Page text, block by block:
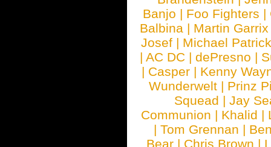
Banjo | Foo Fighters |
Balbina | Martin
Josef | Michael
|AC DC |dePresno |
| Casper | Kenny
Wunderwelt | Prinz
Squead |Jay
Communion | Khalid |
|Tom Grennan |
Bear | Chris Brown |